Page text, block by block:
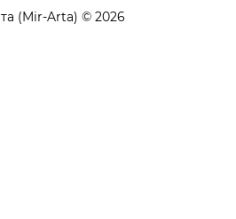
(Mir-Arta) © 2026